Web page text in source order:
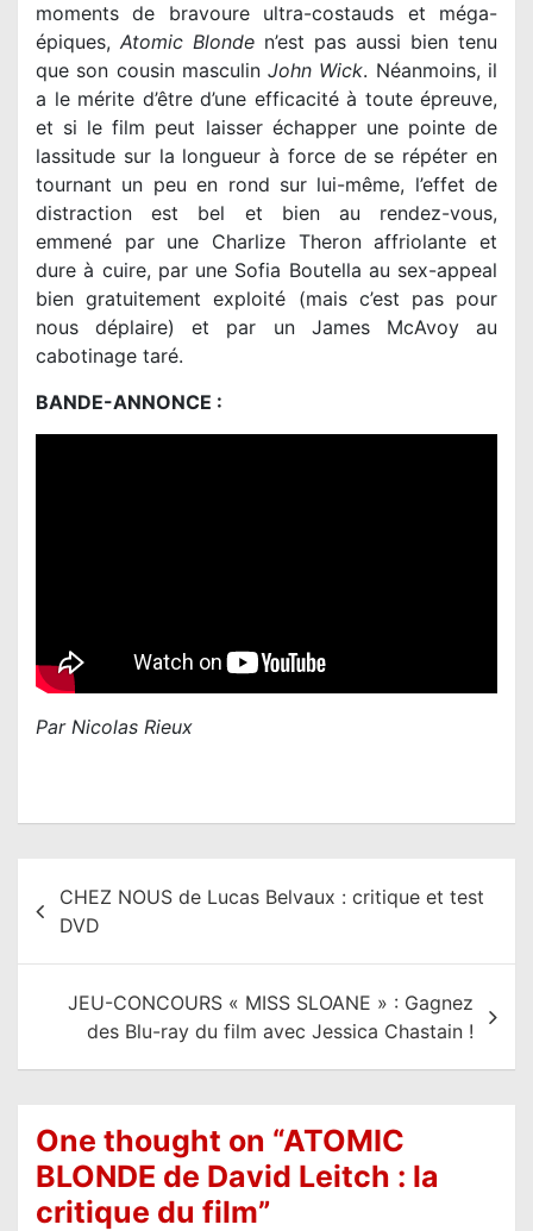
moments de bravoure ultra-costauds et méga-
épiques, Atomic Blonde n’est pas aussi bien tenu
que son cousin masculinJohn Wick. Néanmoins, il
a le mérite d’être d’une efficacité à toute épreuve,
et si le film peut laisser échapper une pointe de
lassitude sur la longueur à force de se répéter en
tournant un peu en rond sur lui-même, l’effet de
distraction est bel et bien au rendez-vous,
emmené par une Charlize Theron affriolante et
dure à cuire, par une Sofia Boutella au sex-appeal
bien gratuitement exploité (mais c’est pas pour
nous déplaire) et par un James McAvoy au
cabotinage taré.
BANDE-ANNONCE :
Par Nicolas Rieux
CHEZ NOUS de Lucas Belvaux : critique et test
DVD
JEU-CONCOURS « MISS SLOANE » : Gagnez
des Blu-ray du film avec Jessica Chastain !
One thought on “ATOMIC
BLONDE de David Leitch : la
critique du film”